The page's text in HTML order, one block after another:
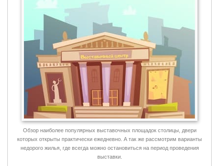
Обзор наиболее популярных выставочных площадок столицы, двери
которых открыты практически ежедневно. А так же рассмотрим варианты
недорого жилья, где всегда можно остановиться на период проведения
выставки.